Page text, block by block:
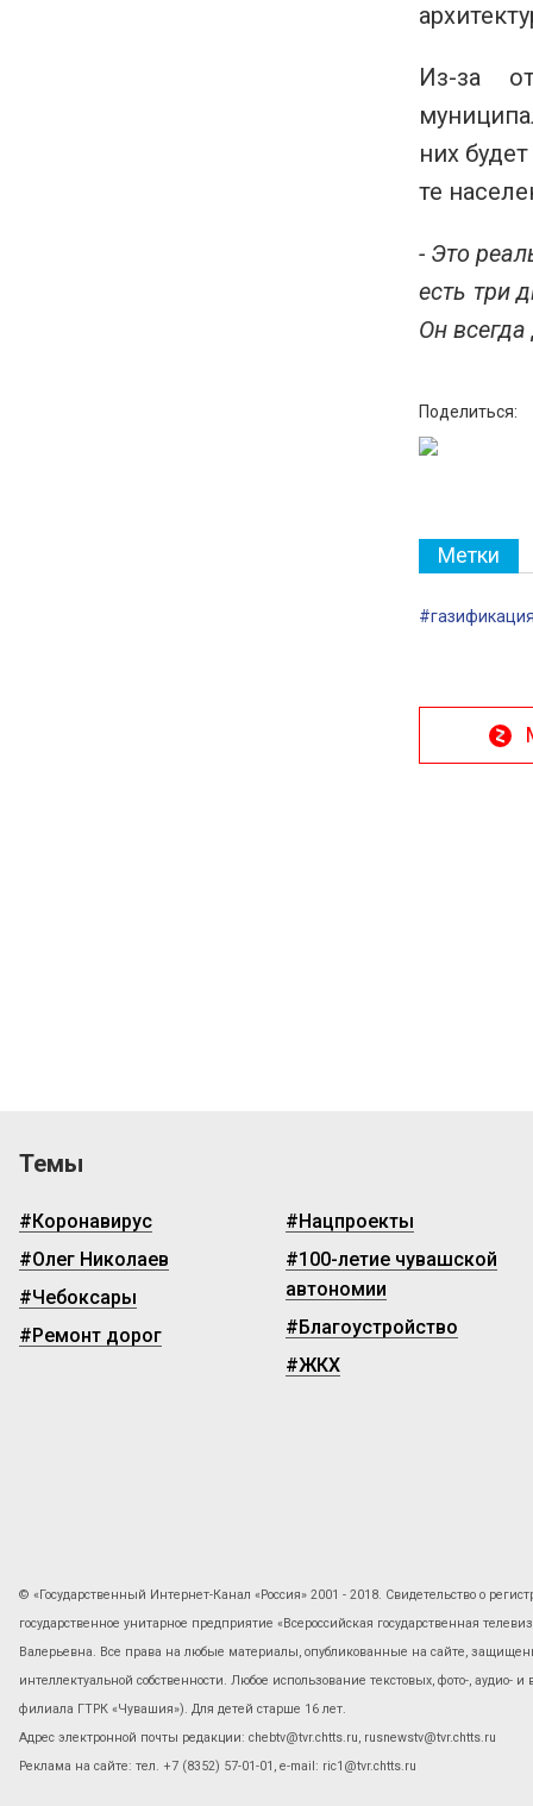
Из-за
них
те
- Это
есть три
Он
Поделиться:
Метки
Темы
#Коронавирус
#Олег Николаев
#Чебоксары
#Ремонт дорог
#Нацпроекты
#100-летие чувашской
автономии
#Благоустройство
#ЖКХ
© «Государственный Интернет-Канал «Россия» 2001 - 2018. Свидетельство о
государственное унитарное предприятие «Всероссийская государственная
Валерьевна. Все права на любые материалы, опубликованные на сайте,
интеллектуальной собственности. Любое использование текстовых, фото-, аудио-
филиала ГТРК «Чувашия»). Для детей старше 16 лет.
Адрес электронной почты редакции: chebtv@tvr.chtts.ru, rusnewstv@tvr.chtts.ru
Реклама на сайте: тел. +7 (8352) 57-01-01, е-mail: ric1@tvr.chtts.ru